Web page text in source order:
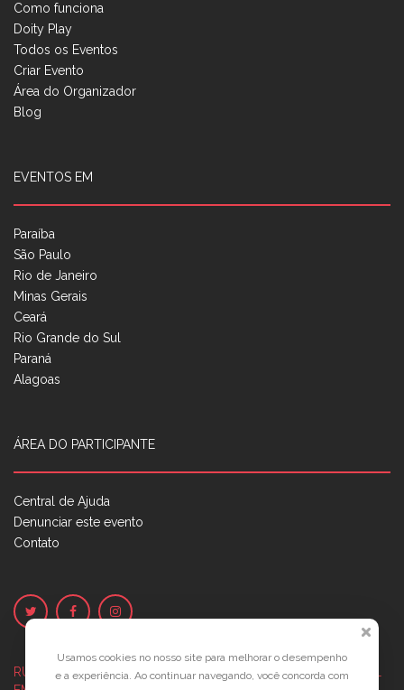
Como funciona
Doity Play
Todos os Eventos
Criar Evento
Área do Organizador
Blog
EVENTOS EM
Paraíba
São Paulo
Rio de Janeiro
Minas Gerais
Ceará
Rio Grande do Sul
Paraná
Alagoas
ÁREA DO PARTICIPANTE
Central de Ajuda
Denunciar este evento
Contato
RUA JOSÉ PONTES DE MAGALHÃES, 70JATIÚCA, MACEIÓ - AL
Usamos cookies no nosso site para melhorar o desempenho
e a experiência. Ao continuar navegando, você concorda com